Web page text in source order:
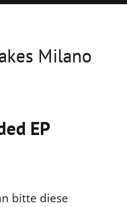
Milano
EP
bitte diese